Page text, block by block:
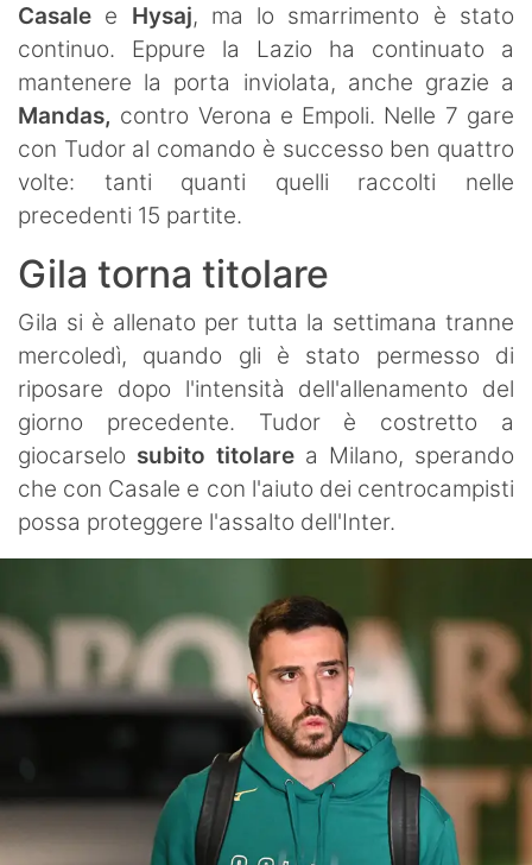
Casale e Hysaj, ma lo smarrimento è stato
continuo. Eppure la Lazio ha continuato a
mantenere la porta inviolata, anche grazie a
Mandas, contro Verona e Empoli. Nelle 7 gare
con Tudor al comando è successo ben quattro
volte: tanti quanti quelli raccolti nelle
precedenti 15 partite.
Gila torna titolare
Gila si è allenato per tutta la settimana tranne
mercoledì, quando gli è stato permesso di
riposare dopo l'intensità dell'allenamento del
giorno precedente. Tudor è costretto a
giocarselo subito titolare a Milano, sperando
che con Casale e con l'aiuto dei centrocampisti
possa proteggere l'assalto dell'Inter.